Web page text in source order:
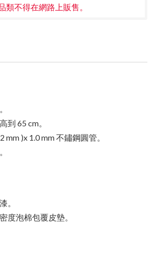
類不得在網路上販售。
到 65 cm。
mm )x 1.0 mm 不鏽鋼圓管。
。
度泡棉包覆皮墊。